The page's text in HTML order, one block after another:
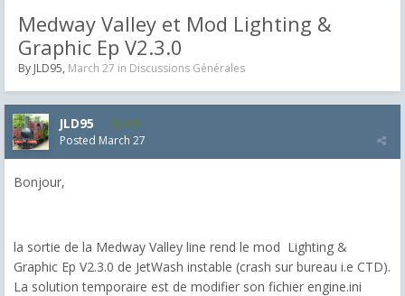
Medway Valley et Mod Lighting &
Graphic Ep V2.3.0
By JLD95, March 27 in Discussions Générales
JLD95 479
Posted March 27
Bonjour,
la sortie de la Medway Valley line rend le mod Lighting &
Graphic Ep V2.3.0 de JetWash instable (crash sur bureau i.e CTD).
La solution temporaire est de modifier son fichier engine.ini